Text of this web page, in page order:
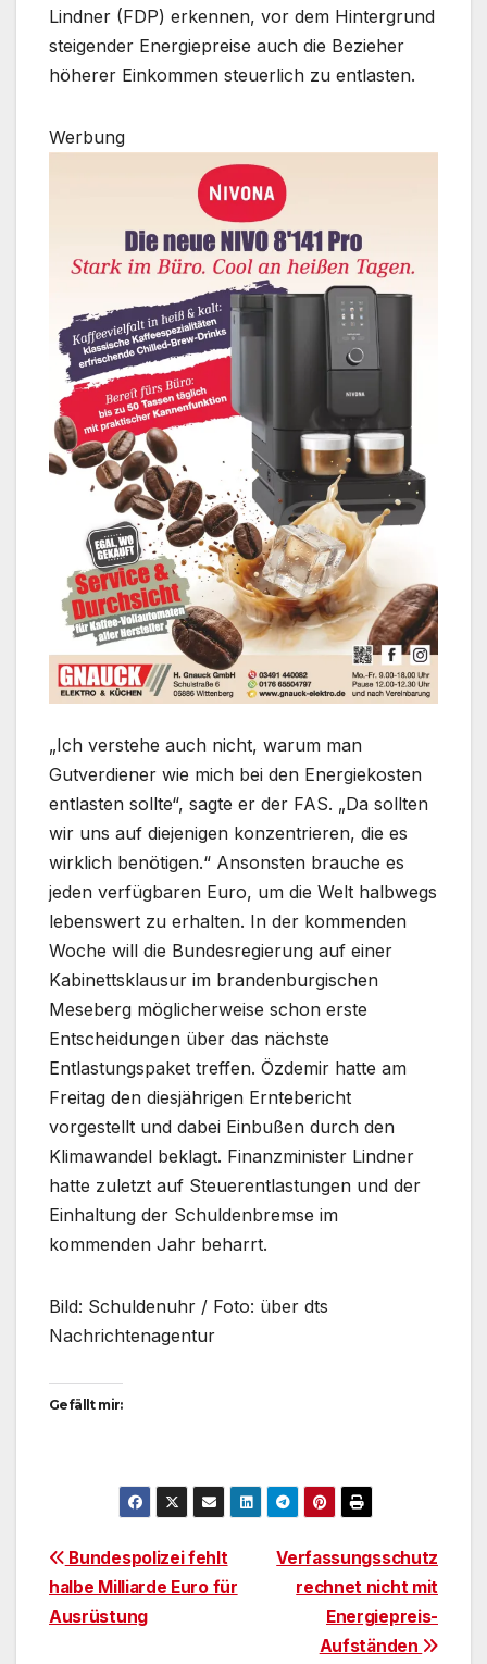
Lindner (FDP) erkennen, vor dem Hintergrund
steigender Energiepreise auch die Bezieher
höherer Einkommen steuerlich zu entlasten.
Werbung
„Ich verstehe auch nicht, warum man
Gutverdiener wie mich bei den Energiekosten
entlasten sollte“, sagte er der FAS. „Da sollten
wir uns auf diejenigen konzentrieren, die es
wirklich benötigen.“ Ansonsten brauche es
jeden verfügbaren Euro, um die Welt halbwegs
lebenswert zu erhalten. In der kommenden
Woche will die Bundesregierung auf einer
Kabinettsklausur im brandenburgischen
Meseberg möglicherweise schon erste
Entscheidungen über das nächste
Entlastungspaket treffen. Özdemir hatte am
Freitag den diesjährigen Erntebericht
vorgestellt und dabei Einbußen durch den
Klimawandel beklagt. Finanzminister Lindner
hatte zuletzt auf Steuerentlastungen und der
Einhaltung der Schuldenbremse im
kommenden Jahr beharrt.
Bild: Schuldenuhr / Foto: über dts
Nachrichtenagentur
Gefällt mir:
Beitragsnavigation
Verfassungsschutz
rechnet nicht mit
Energiepreis-
Aufständen
Bundespolizei fehlt
halbe Milliarde Euro für
Ausrüstung